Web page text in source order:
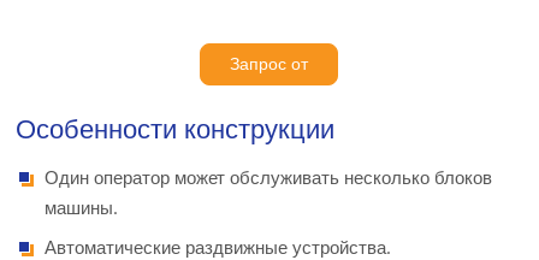
Запрос от
Особенности конструкции
Один оператор может обслуживать несколько блоков
машины.
Автоматические раздвижные устройства.